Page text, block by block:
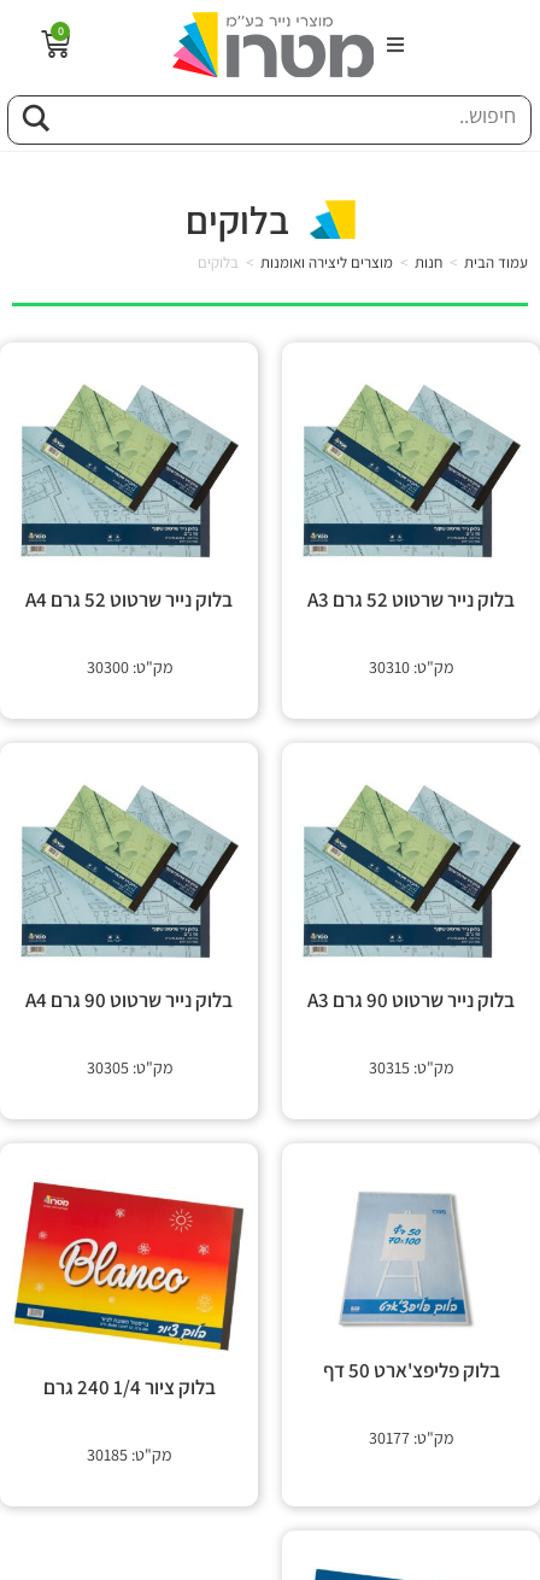
מונחים
0
בלוקים
עמוד הבית > חנות > מוצרים ליצירה ואומנות > בלוקים
בלוק נייר שרטוט 52 גרם A3
מק"ט: 30310
בלוק נייר שרטוט 52 גרם A4
מק"ט: 30300
בלוק נייר שרטוט 90 גרם A3
מק"ט: 30315
בלוק נייר שרטוט 90 גרם A4
מק"ט: 30305
בלוק פליפצ'ארט 50 דף
מק"ט: 30177
בלוק ציור 1/4 240 גרם
מק"ט: 30185